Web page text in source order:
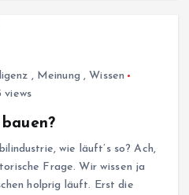
, Meinung , Wissen
views
wie läuft’s so? Ach,
Frage. Wir wissen ja
holprig läuft. Erst die